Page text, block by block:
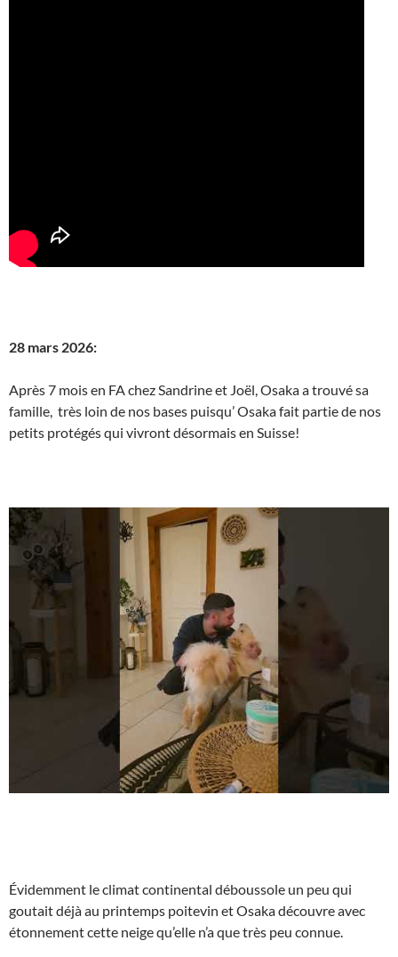
28 mars 2026:
Après 7 mois en FA chez Sandrine et Joël, Osaka a trouvé sa
famille, très loin de nos bases puisqu’ Osaka fait partie de nos
petits protégés qui vivront désormais en Suisse!
Évidemment le climat continental déboussole un peu qui
goutait déjà au printemps poitevin et Osaka découvre avec
étonnement cette neige qu’elle n’a que très peu connue.